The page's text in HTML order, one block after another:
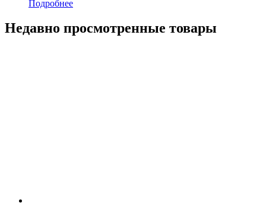
Подробнее
Недавно просмотренные товары